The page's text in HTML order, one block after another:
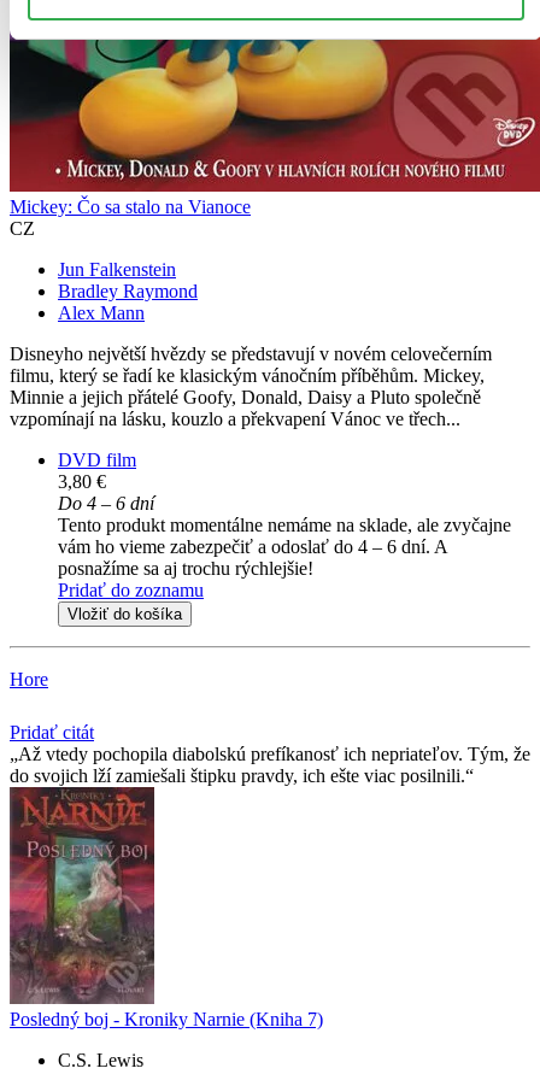
Mickey: Čo sa stalo na Vianoce
CZ
Jun Falkenstein
Bradley Raymond
Alex Mann
Disneyho největší hvězdy se představují v novém celovečerním
filmu, který se řadí ke klasickým vánočním příběhům. Mickey,
Minnie a jejich přátelé Goofy, Donald, Daisy a Pluto společně
vzpomínají na lásku, kouzlo a překvapení Vánoc ve třech...
DVD film
3,80 €
Do 4 – 6 dní
Tento produkt momentálne nemáme na sklade, ale zvyčajne
vám ho vieme zabezpečiť a odoslať do 4 – 6 dní. A
posnažíme sa aj trochu rýchlejšie!
Pridať do zoznamu
Vložiť do košíka
Hore
Pridať citát
Až vtedy pochopila diabolskú prefíkanosť ich nepriateľov. Tým, že
do svojich lží zamiešali štipku pravdy, ich ešte viac posilnili.
Posledný boj - Kroniky Narnie (Kniha 7)
C.S. Lewis